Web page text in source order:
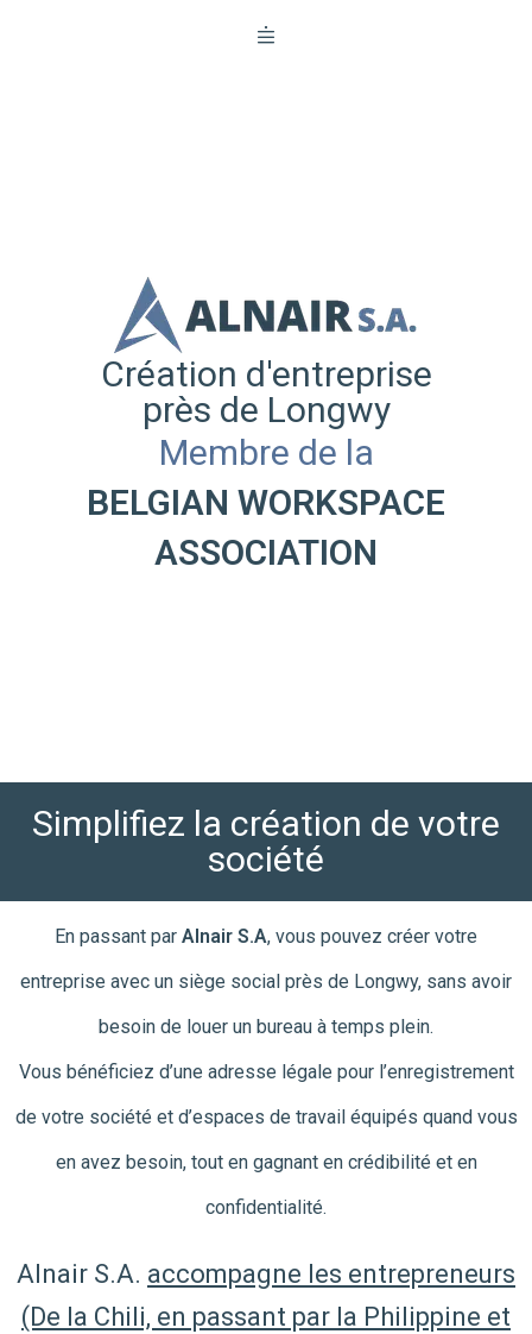
Création d'entreprise
près de Longwy
Membre de la
BELGIAN WORKSPACE
ASSOCIATION
Simplifiez la création de votre
société
En passant par Alnair S.A, vous pouvez créer votre
entreprise avec un siège social près de Longwy, sans avoir
besoin de louer un bureau à temps plein.
Vous bénéficiez d’une adresse légale pour l’enregistrement
de votre société et d’espaces de travail équipés quand vous
en avez besoin, tout en gagnant en crédibilité et en
confidentialité.
Alnair S.A. accompagne les entrepreneurs
(De la Chili, en passant par la Philippine et